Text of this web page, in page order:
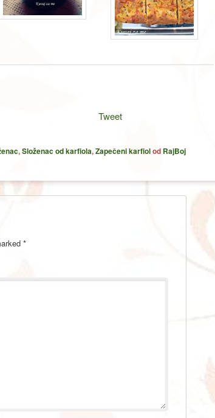
Tweet
,Složenac od karfiola,Zapečeni karfiolod RajBoj
*